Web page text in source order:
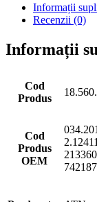
Informații
Recenzii (0)
Informații
Cod
Produs
Cod
Produs
OEM